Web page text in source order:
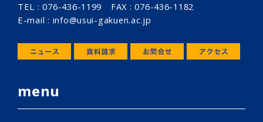
TEL : 076-436-1199 FAX : 076-436-1182
E-mail : info@usui-gakuen.ac.jp
menu